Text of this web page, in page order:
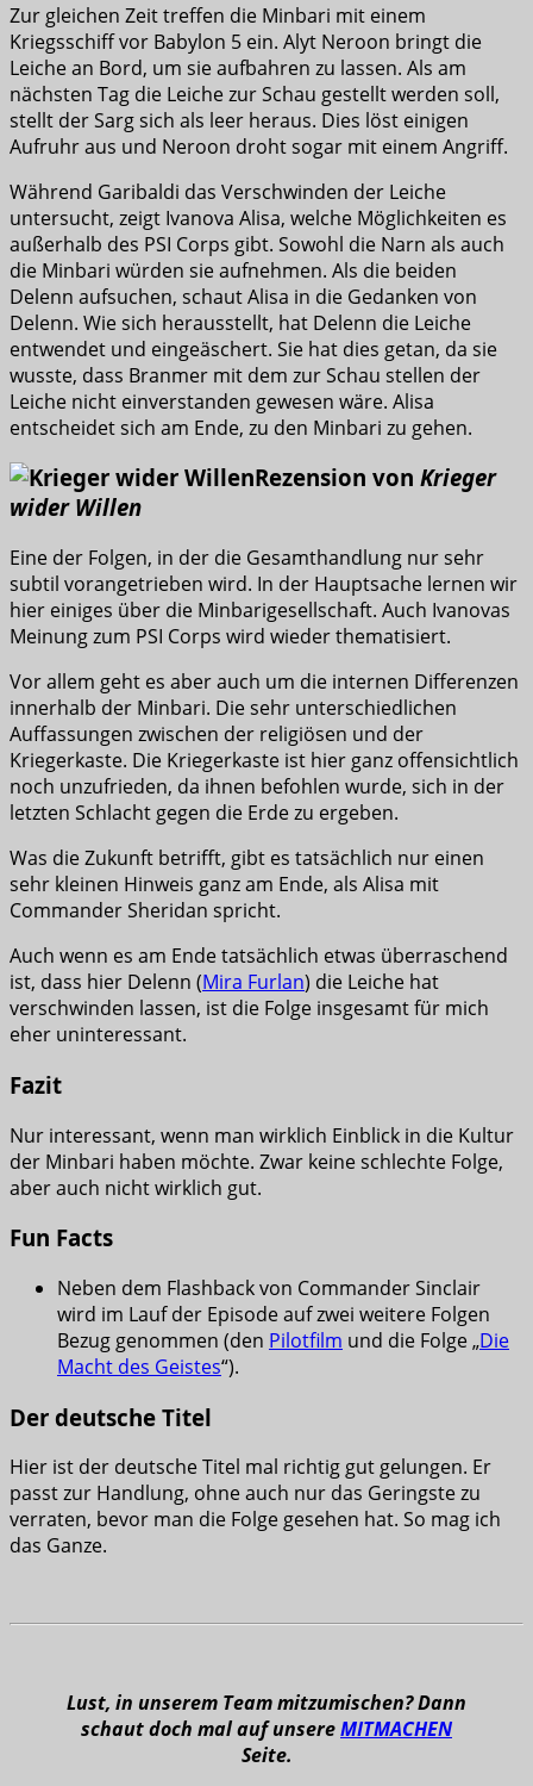
Zur gleichen Zeit treffen die Minbari mit einem
Kriegsschiff vor Babylon 5 ein. Alyt Neroon bringt die
Leiche an Bord, um sie aufbahren zu lassen. Als am
nächsten Tag die Leiche zur Schau gestellt werden soll,
stellt der Sarg sich als leer heraus. Dies löst einigen
Aufruhr aus und Neroon droht sogar mit einem Angriff.
Während Garibaldi das Verschwinden der Leiche
untersucht, zeigt Ivanova Alisa, welche Möglichkeiten es
außerhalb des PSI Corps gibt. Sowohl die Narn als auch
die Minbari würden sie aufnehmen. Als die beiden
Delenn aufsuchen, schaut Alisa in die Gedanken von
Delenn. Wie sich herausstellt, hat Delenn die Leiche
entwendet und eingeäschert. Sie hat dies getan, da sie
wusste, dass Branmer mit dem zur Schau stellen der
Leiche nicht einverstanden gewesen wäre. Alisa
entscheidet sich am Ende, zu den Minbari zu gehen.
Rezension von Krieger
wider Willen
Eine der Folgen, in der die Gesamthandlung nur sehr
subtil vorangetrieben wird. In der Hauptsache lernen wir
hier einiges über die Minbarigesellschaft. Auch Ivanovas
Meinung zum PSI Corps wird wieder thematisiert.
Vor allem geht es aber auch um die internen Differenzen
innerhalb der Minbari. Die sehr unterschiedlichen
Auffassungen zwischen der religiösen und der
Kriegerkaste. Die Kriegerkaste ist hier ganz offensichtlich
noch unzufrieden, da ihnen befohlen wurde, sich in der
letzten Schlacht gegen die Erde zu ergeben.
Was die Zukunft betrifft, gibt es tatsächlich nur einen
sehr kleinen Hinweis ganz am Ende, als Alisa mit
Commander Sheridan spricht.
Auch wenn es am Ende tatsächlich etwas überraschend
ist, dass hier Delenn (Mira Furlan) die Leiche hat
verschwinden lassen, ist die Folge insgesamt für mich
eher uninteressant.
Fazit
Nur interessant, wenn man wirklich Einblick in die Kultur
der Minbari haben möchte. Zwar keine schlechte Folge,
aber auch nicht wirklich gut.
Fun Facts
Neben dem Flashback von Commander Sinclair
wird im Lauf der Episode auf zwei weitere Folgen
Bezug genommen (den Pilotfilm und die Folge „Die
Macht des Geistes“).
Der deutsche Titel
Hier ist der deutsche Titel mal richtig gut gelungen. Er
passt zur Handlung, ohne auch nur das Geringste zu
verraten, bevor man die Folge gesehen hat. So mag ich
das Ganze.
Lust, in unserem Team mitzumischen? Dann
schaut doch mal auf unsereMITMACHEN
Seite.